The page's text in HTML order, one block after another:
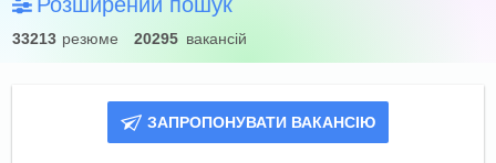
33213 резюме 20295 вакансій
ЗАПРОПОНУВАТИ ВАКАНСІЮ